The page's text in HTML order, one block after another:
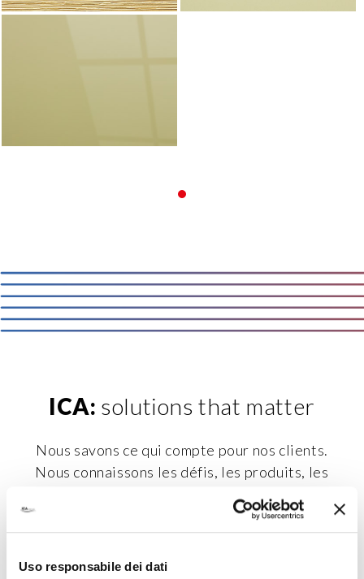
Uso responsabile dei dati
ICA: solutions that matter
Nous savons ce qui compte pour nos clients.
Nous connaissons les défis, les produits, les
raison pour laquelle nous proposons des
solutions. Des solutions qui comptent.